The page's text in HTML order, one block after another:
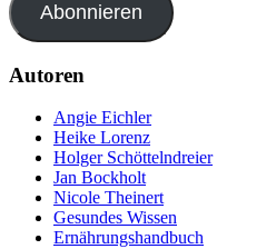
Abonnieren
Autoren
Angie Eichler
Heike Lorenz
Holger Schöttelndreier
Jan Bockholt
Nicole Theinert
Gesundes Wissen
Ernährungshandbuch